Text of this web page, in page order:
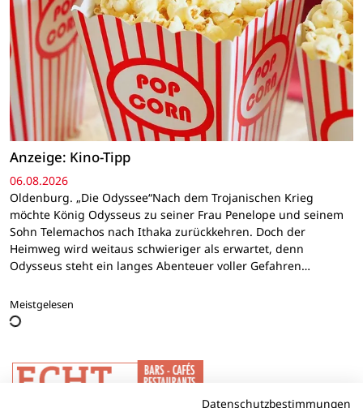
Anzeige: Kino-Tipp
06.08.2026
Oldenburg. „Die Odyssee“Nach dem Trojanischen Krieg
möchte König Odysseus zu seiner Frau Penelope und seinem
Sohn Telemachos nach Ithaka zurückkehren. Doch der
Heimweg wird weitaus schwieriger als erwartet, denn
Odysseus steht ein langes Abenteuer voller Gefahren…
Meistgelesen
Datenschutzbestimmungen